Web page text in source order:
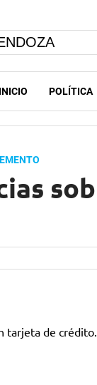
INICIO POLÍTICA